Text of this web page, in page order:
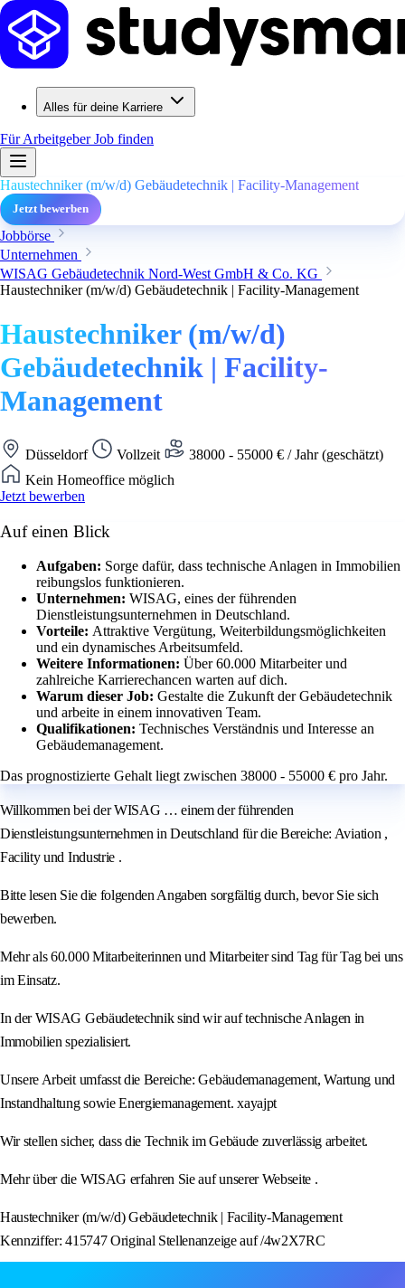
Alles für deine Karriere
Für ArbeitgeberJob finden
Haustechniker (m/w/d) Gebäudetechnik | Facility-Management
Jetzt bewerben
Jobbörse
Unternehmen
WISAG Gebäudetechnik Nord-West GmbH & Co. KG
Haustechniker (m/w/d) Gebäudetechnik | Facility-Management
Haustechniker (m/w/d)
Gebäudetechnik | Facility-
Management
Düsseldorf Vollzeit
38000 - 55000 € / Jahr (geschätzt)
Kein Homeoffice möglich
Jetzt bewerben
Auf einen Blick
Aufgaben: Sorge dafür, dass technische Anlagen in Immobilien
reibungslos funktionieren.
Unternehmen: WISAG, eines der führenden
Dienstleistungsunternehmen in Deutschland.
Vorteile: Attraktive Vergütung, Weiterbildungsmöglichkeiten
und ein dynamisches Arbeitsumfeld.
Weitere Informationen: Über 60.000 Mitarbeiter und
zahlreiche Karrierechancen warten auf dich.
Warum dieser Job: Gestalte die Zukunft der Gebäudetechnik
und arbeite in einem innovativen Team.
Qualifikationen: Technisches Verständnis und Interesse an
Gebäudemanagement.
Das prognostizierte Gehalt liegt zwischen 38000 - 55000 € pro Jahr.
Willkommen bei der WISAG … einem der führenden
Dienstleistungsunternehmen in Deutschland für die Bereiche: Aviation ,
Facility und Industrie .
Bitte lesen Sie die folgenden Angaben sorgfältig durch, bevor Sie sich
bewerben.
Mehr als 60.000 Mitarbeiterinnen und Mitarbeiter sind Tag für Tag bei uns
im Einsatz.
In der WISAG Gebäudetechnik sind wir auf technische Anlagen in
Immobilien spezialisiert.
Unsere Arbeit umfasst die Bereiche: Gebäudemanagement, Wartung und
Instandhaltung sowie Energiemanagement. xayajpt
Wir stellen sicher, dass die Technik im Gebäude zuverlässig arbeitet.
Mehr über die WISAG erfahren Sie auf unserer Webseite .
Haustechniker (m/w/d) Gebäudetechnik | Facility-Management
Kennziffer: 415747 Original Stellenanzeige auf /4w2X7RC